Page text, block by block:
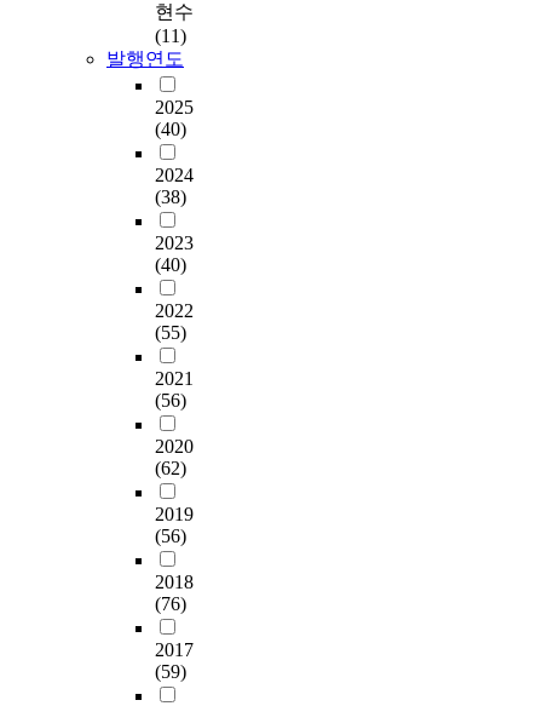
현수
(11)
발행연도
2025
(40)
2024
(38)
2023
(40)
2022
(55)
2021
(56)
2020
(62)
2019
(56)
2018
(76)
2017
(59)